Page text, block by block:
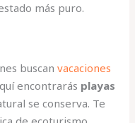
más puro.
buscanvacaciones
encontrarás playas
se conserva. Te